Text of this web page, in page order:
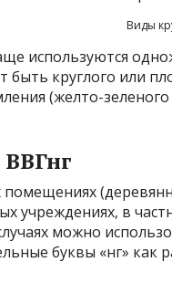
Виды
используются
круглого или
(желто-
учреждениях, в
можно
буквы «нг» как